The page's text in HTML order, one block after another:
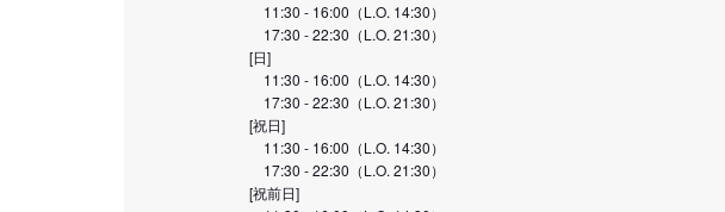
11:30 - 16:00（L.O. 14:30）
17:30 - 22:30（L.O. 21:30）
[日]
11:30 - 16:00（L.O. 14:30）
17:30 - 22:30（L.O. 21:30）
[祝日]
11:30 - 16:00（L.O. 14:30）
17:30 - 22:30（L.O. 21:30）
[祝前日]